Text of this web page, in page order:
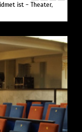
ist - Theater,